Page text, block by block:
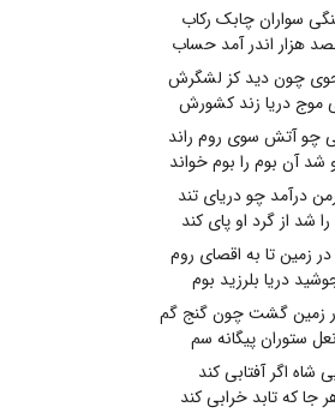
سواران چابک رکاب
هزار اندر آمد حساب
چون دید کز لشگرش
موج دریا زند کشورش
چو آتش سوی روم راند
شد آن بوم را بوم خواند
درآمد چو دریای تند
شد از گرد او پای کند
زمین تا به اقصای روم
دریا بلرزید بوم
زمین گشت چون گنج گم
ستوران پیگانه سم
شاه اگر آفتابی کند
جا که تابد خرابی کند